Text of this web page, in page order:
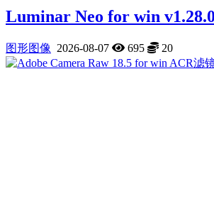
Luminar Neo for win
图形图像 2026-08-07 695 20